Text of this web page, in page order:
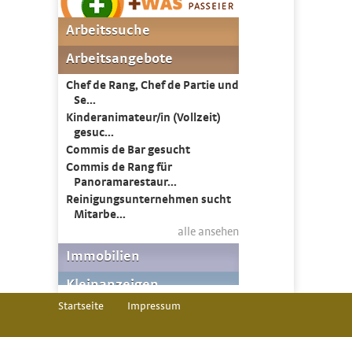
Startseite Impressum